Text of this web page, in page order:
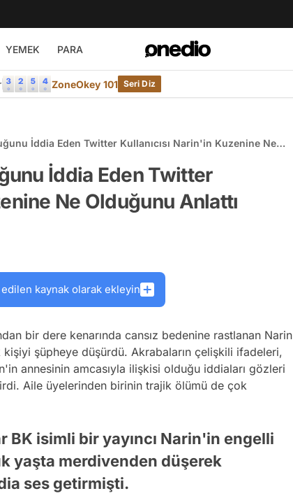
YEMEK PARA
ZoneOkey 101 Seri Diz
İddia Eden Twitter Kullanıcısı Narin'in Kuzenine Ne
İddia Eden Twitter
Ne Olduğunu Anlattı
kaynak olarak ekleyin
bir dere kenarında cansız bedenine rastlanan Narin
kişiyi şüpheye düşürdü. Akrabaların çelişkili ifadeleri,
annesinin amcasıyla ilişkisi olduğu iddiaları gözleri
Aile üyelerinden birinin trajik ölümü de çok
BK isimli bir yayıncı Narin'in engelli
yaşta merdivenden düşerek
ses getirmişti.